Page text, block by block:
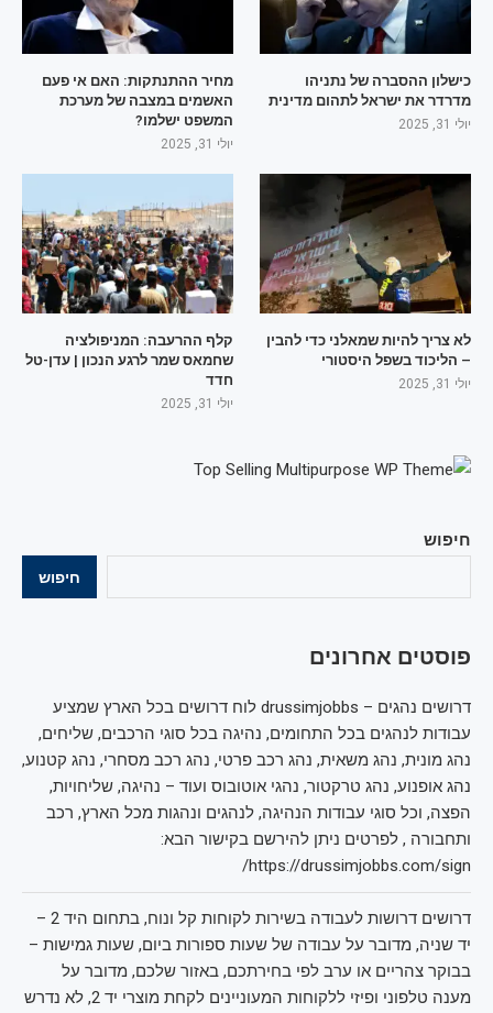
חיפוש
חיפוש
פוסטים אחרונים
דרושים נהגים – drussimjobbs לוח דרושים בכל הארץ שמציע
עבודות לנהגים בכל התחומים, נהיגה בכל סוגי הרכבים, שליחים,
נהג מונית, נהג משאית, נהג רכב פרטי, נהג רכב מסחרי, נהג קטנוע,
נהג אופנוע, נהג טרקטור, נהגי אוטובוס ועוד – נהיגה, שליחויות,
הפצה, וכל סוגי עבודות הנהיגה, לנהגים ונהגות מכל הארץ, רכב
ותחבורה , לפרטים ניתן להירשם בקישור הבא:
https://drussimjobbs.com/sign/
דרושים דרושות לעבודה בשירות לקוחות קל ונוח, בתחום היד 2 –
יד שניה, מדובר על עבודה של שעות ספורות ביום, שעות גמישות –
בבוקר צהריים או ערב לפי בחירתכם, באזור שלכם, מדובר על
מענה טלפוני ופיזי ללקוחות המעוניינים לקחת מוצרי יד 2, לא נדרש
כישלון ההסברה של נתניהו
מדרדר את ישראל לתהום מדינית
יולי 31, 2025
מחיר ההתנתקות: האם אי פעם
האשמים במצבה של מערכת
המשפט ישלמו?
יולי 31, 2025
לא צריך להיות שמאלני כדי להבין
– הליכוד בשפל היסטורי
יולי 31, 2025
קלף ההרעבה: המניפולציה
שחמאס שמר לרגע הנכון | עדן-טל
חדד
יולי 31, 2025